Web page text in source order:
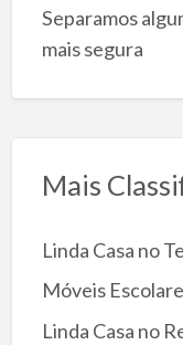
Separamos
mais segura
Mais
Linda Casa no
Móveis
Linda Casa no